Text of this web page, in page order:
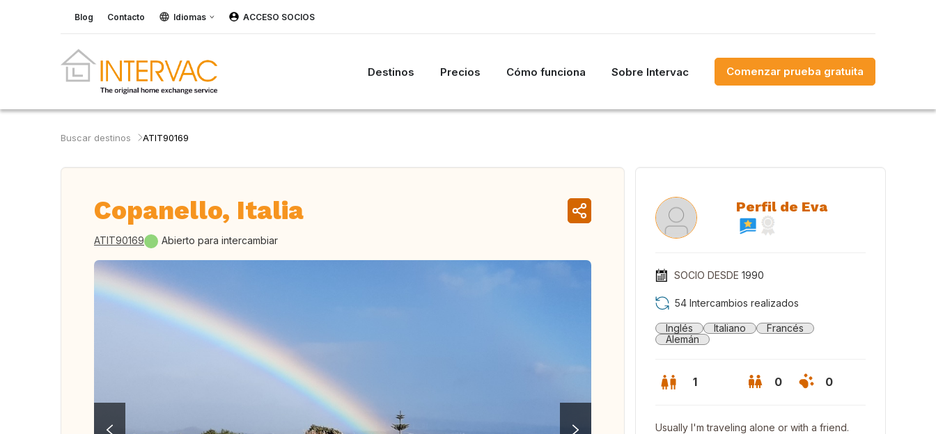
Blog Contacto Idiomas ACCESO SOCIOS
Destinos Precios Cómo funciona Sobre Intervac Comenzar prueba gratuita
Buscar destinos ATIT90169
Copanello, Italia
ATIT90169 Abierto para intercambiar
Perfil de Eva
SOCIO DESDE 1990
54 Intercambios realizados
Inglés Italiano
Francés
Alemán
1 0 0
Usually I'm traveling alone or with a friend.